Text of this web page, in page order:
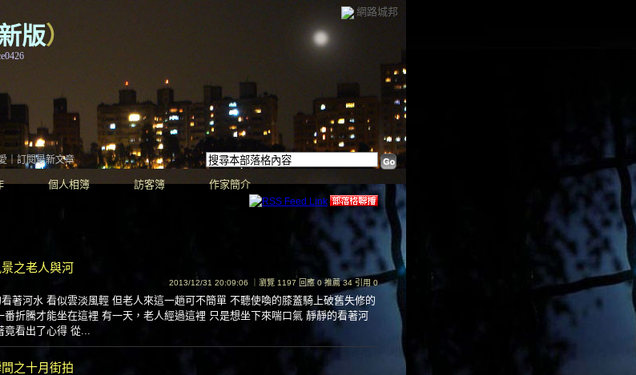
網路城邦
版）
個人相簿 訪客簿 作家簡介
｜訂閱最新文章
之老人與河
2013/12/31 20:09:06 ｜瀏覽 1197 回應 0 推薦 34 引用 0
著河水 看似雲淡風輕 但老人來這一趟可不簡單 不聽使喚的膝蓋騎上破舊失修的
番折騰才能坐在這裡 有一天，老人經過這裡 只是想坐下來喘口氣 靜靜的看著河
竟看出了心得 從...
之十月街拍